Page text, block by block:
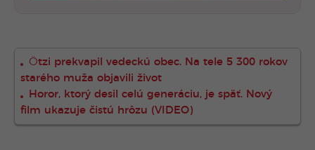
Ötzi prekvapil vedeckú obec. Na tele 5 300 rokov
starého muža objavili život
Horor, ktorý desil celú generáciu, je späť. Nový
film ukazuje čistú hrôzu (VIDEO)